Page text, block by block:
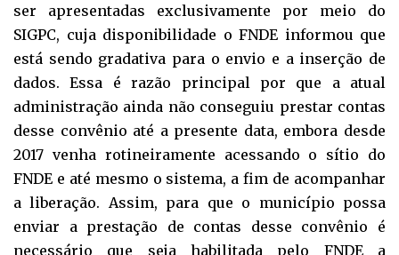
ser apresentadas exclusivamente por meio do
SIGPC, cuja disponibilidade o FNDE informou que
está sendo gradativa para o envio e a inserção de
dados. Essa é razão principal por que a atual
administração ainda não conseguiu prestar contas
desse convênio até a presente data, embora desde
2017 venha rotineiramente acessando o sítio do
FNDE e até mesmo o sistema, a fim de acompanhar
a liberação. Assim, para que o município possa
enviar a prestação de contas desse convênio é
necessário que seja habilitada pelo FNDE a